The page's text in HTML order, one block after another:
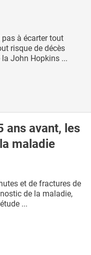
à écarter tout
risque de décès
John Hopkins ...
ans avant, les
maladie
et de fractures de
de la maladie,
...